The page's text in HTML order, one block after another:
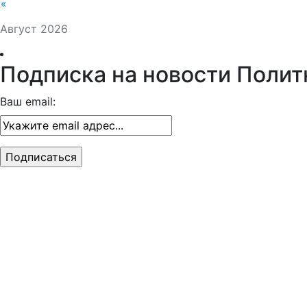
Август 2026
«
Подписка на новости
Ваш email: